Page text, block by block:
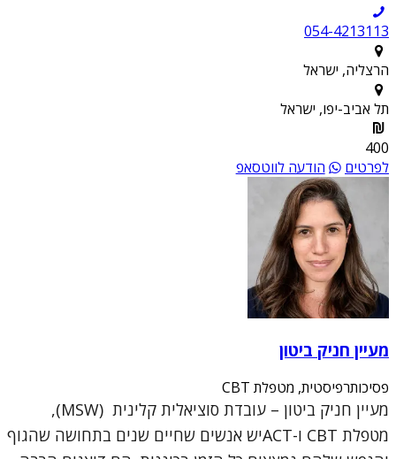
054-4213113
הרצליה, ישראל
תל אביב-יפו, ישראל
400
לפרטים
הודעה לווטסאפ
מעיין חניק ביטון
פסיכותרפיסטית, מטפלת CBT
מעיין חניק ביטון – עובדת סוציאלית קלינית (MSW),
מטפלת CBT ו-ACTיש אנשים שחיים שנים בתחושה שהגוף